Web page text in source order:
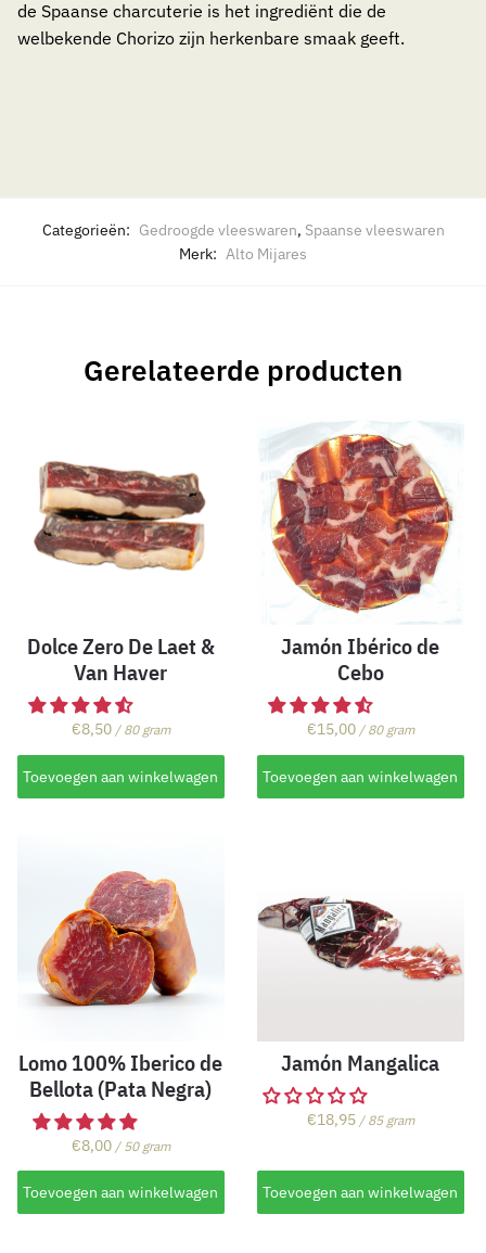
de Spaanse charcuterie is het ingrediënt die de
welbekende Chorizo zijn herkenbare smaak geeft.
Categorieën: Gedroogde vleeswaren, Spaanse vleeswaren
Merk: Alto Mijares
Gerelateerde producten
Dolce Zero De Laet &
Van Haver
€8,50/ 80 gram
Toevoegen aan winkelwagen
Jamón Ibérico de
Cebo
€15,00/ 80 gram
Toevoegen aan winkelwagen
Lomo 100% Iberico de
Bellota (Pata Negra)
€8,00/ 50 gram
Toevoegen aan winkelwagen
Jamón Mangalica
€18,95/ 85 gram
Toevoegen aan winkelwagen